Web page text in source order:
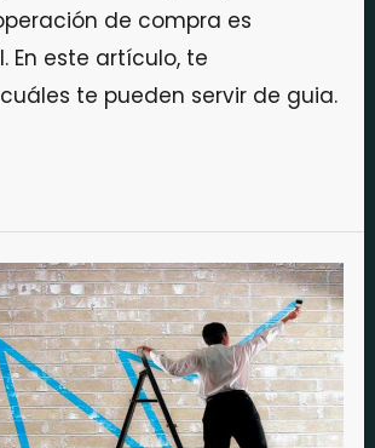
de compra es
En este artículo, te
te pueden servir de guia.